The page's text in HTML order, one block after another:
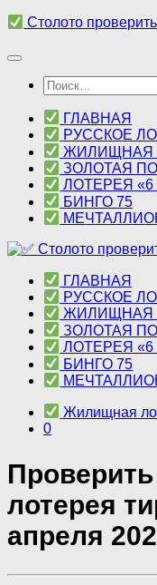
Перейти
содержимому
Столото
Найти:
ГЛАВНАЯ
РУССКОЕ
ЖИЛИЩНАЯ
ЗОЛОТАЯ
ЛОТЕРЕЯ «6
БИНГО 75
ГЛАВНАЯ
РУССКОЕ
ЖИЛИЩНАЯ
ЗОЛОТАЯ
ЛОТЕРЕЯ «6
БИНГО 75
Жилищная
0
лотерея
апреля